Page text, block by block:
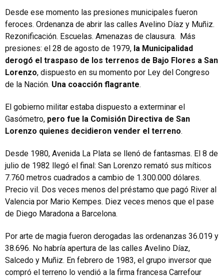
Desde ese momento las presiones municipales fueron
feroces. Ordenanza de abrir las calles Avelino Díaz y Muñiz.
Rezonificación. Escuelas. Amenazas de clausura. Más
presiones: el 28 de agosto de 1979, la Municipalidad
derogó el traspaso de los terrenos de Bajo Flores a San
Lorenzo, dispuesto en su momento por Ley del Congreso
de la Nación. Una coacción flagrante.
El gobierno militar estaba dispuesto a exterminar el
Gasómetro, pero fue la Comisión Directiva de San
Lorenzo quienes decidieron vender el terreno.
Desde 1980, Avenida La Plata se llenó de fantasmas. El 8 de
julio de 1982 llegó el final: San Lorenzo remató sus míticos
7.760 metros cuadrados a cambio de 1.300.000 dólares.
Precio vil. Dos veces menos del préstamo que pagó River al
Valencia por Mario Kempes. Diez veces menos que el pase
de Diego Maradona a Barcelona.
Por arte de magia fueron derogadas las ordenanzas 36.019 y
38.696. No habría apertura de las calles Avelino Díaz,
Salcedo y Muñiz. En febrero de 1983, el grupo inversor que
compró el terreno lo vendió a la firma francesa Carrefour